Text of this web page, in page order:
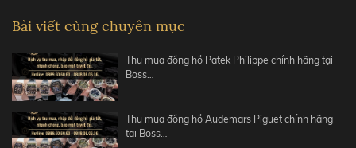
Bài viết cùng chuyên mục
Thu mua đồng hồ Patek Philippe chính hãng tại
Boss…
Thu mua đồng hồ Audemars Piguet chính hãng
tại Boss…